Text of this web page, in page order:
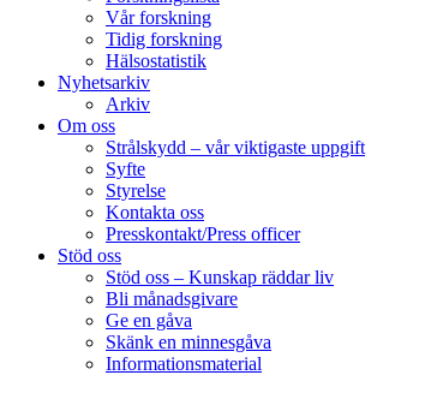
Vår forskning
Tidig forskning
Hälsostatistik
Nyhetsarkiv
Arkiv
Om oss
Strålskydd – vår viktigaste uppgift
Syfte
Styrelse
Kontakta oss
Presskontakt/Press officer
Stöd oss
Stöd oss – Kunskap räddar liv
Bli månadsgivare
Ge en gåva
Skänk en minnesgåva
Informationsmaterial